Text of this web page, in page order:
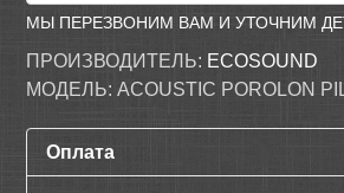
МЫ ПЕРЕЗВОНИМ ВАМ И УТОЧНИМ
ПРОИЗВОДИТЕЛЬ: ECOSOUND
МОДЕЛЬ: ACOUSTIC POROLON
Оплата